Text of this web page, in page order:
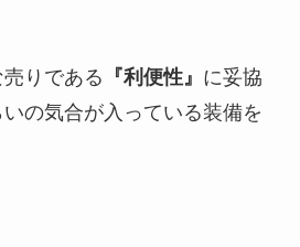
りである 『利便性』 に妥協
の気合が入っている装備を